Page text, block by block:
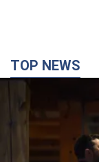
TOP NEWS